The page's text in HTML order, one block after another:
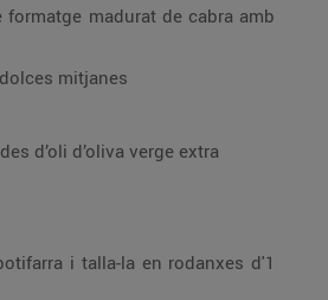
formatge madurat de cabra amb
mitjanes
d’oli d’oliva verge extra
i talla-la en rodanxes d'1